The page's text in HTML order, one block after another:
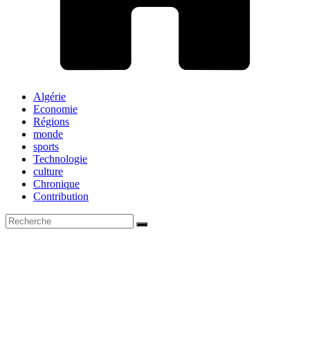
Algérie
Economie
Régions
monde
sports
Technologie
culture
Chronique
Contribution